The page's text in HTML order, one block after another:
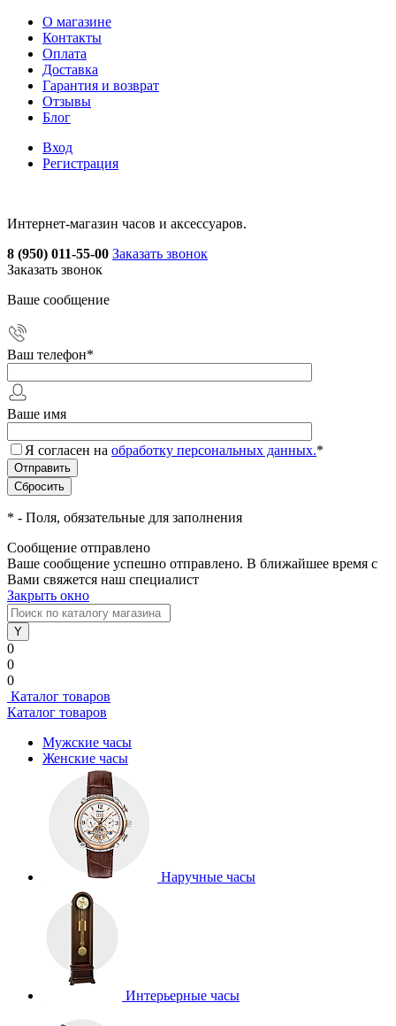
О магазине
Контакты
Оплата
Доставка
Гарантия и возврат
Отзывы
Блог
Вход
Регистрация
Интернет-магазин часов и аксессуаров.
8 (950) 011-55-00 Заказать звонок
Заказать звонок
Ваше сообщение
Ваш телефон*
Ваше имя
Я согласен на обработку персональных данных.*
* - Поля, обязательные для заполнения
Сообщение отправлено
Ваше сообщение успешно отправлено. В ближайшее время с
Вами свяжется наш специалист
Закрыть окно
0
0
0
Каталог товаров
Каталог товаров
Мужские часы
Женские часы
Наручные часы
Интерьерные часы